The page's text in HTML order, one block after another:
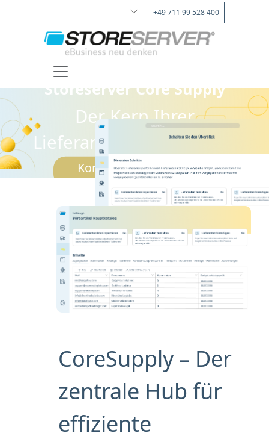
+49 711 99 528 400
Storeserver Core Supply
Der Kern Ihrer
Lieferantenbeziehungen
Kontaktieren Sie uns
CoreSupply – Der
zentrale Hub für
effiziente